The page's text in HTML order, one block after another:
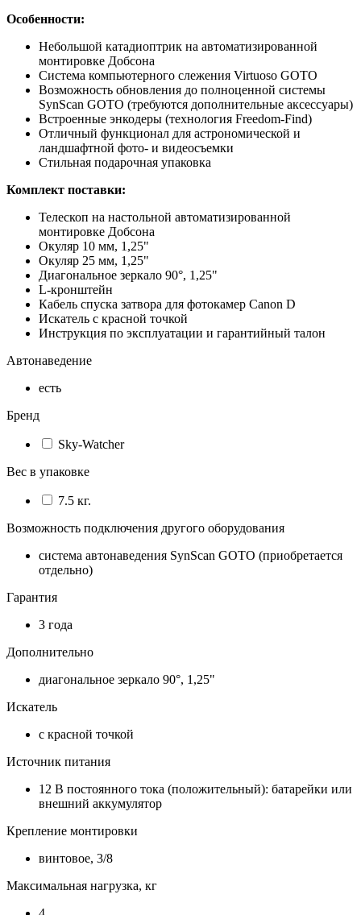
Особенности:
Небольшой катадиоптрик на автоматизированной
монтировке Добсона
Система компьютерного слежения Virtuoso GOTO
Возможность обновления до полноценной системы
SynScan GOTO (требуются дополнительные аксессуары)
Встроенные энкодеры (технология Freedom-Find)
Отличный функционал для астрономической и
ландшафтной фото- и видеосъемки
Стильная подарочная упаковка
Комплект поставки:
Телескоп на настольной автоматизированной
монтировке Добсона
Окуляр 10 мм, 1,25"
Окуляр 25 мм, 1,25"
Диагональное зеркало 90°, 1,25"
L-кронштейн
Кабель спуска затвора для фотокамер Canon D
Искатель с красной точкой
Инструкция по эксплуатации и гарантийный талон
Автонаведение
есть
Бренд
Sky-Watcher
Вес в упаковке
7.5 кг.
Возможность подключения другого оборудования
система автонаведения SynScan GOTO (приобретается
отдельно)
Гарантия
3 года
Дополнительно
диагональное зеркало 90°, 1,25"
Искатель
с красной точкой
Источник питания
12 В постоянного тока (положительный): батарейки или
внешний аккумулятор
Крепление монтировки
винтовое, 3/8
Максимальная нагрузка, кг